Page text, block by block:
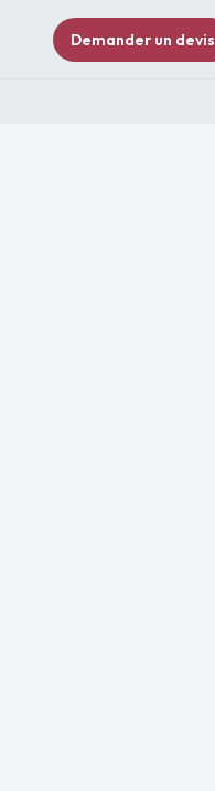
Demander un devis